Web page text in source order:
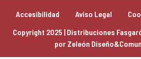
Copyright 2025 | Distribuciones
por Zeleón
Accesibilidad Aviso Legal